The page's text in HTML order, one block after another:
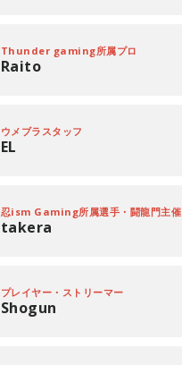
Thunder gaming所属プロ
Raito
ウメブラスタッフ
EL
忍ism Gaming所属選手・闘龍門主催
takera
プレイヤー・ストリーマー
Shogun